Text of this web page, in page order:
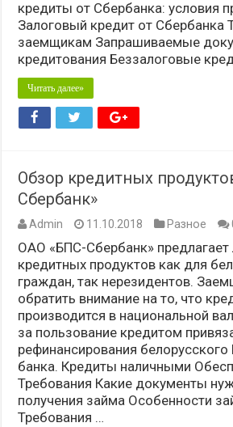
кредиты от Сбербанка: условия
Залоговый кредит от Сбербанка
заемщикам Запрашиваемые
кредитования Беззалоговые
Читать далее»
Обзор кредитных
Сбербанк»
Admin 11.10.2018 Разное
ОАО «БПС-Сбербанк» предлагает
кредитных продуктов как для
граждан, так нерезидентов.
обратить внимание на то, что
производится в национальной
за пользование кредитом
рефинансирования
банка. Кредиты наличными
Требования Какие документы
получения займа Особенности
Требования …